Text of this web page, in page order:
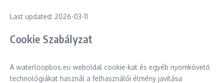
Last updated: 2026-03-11
Cookie Szabályzat
A waterloopbos.eu weboldal cookie-kat és egyéb nyomkövető
technológiákat használ a felhasználói élmény javítása